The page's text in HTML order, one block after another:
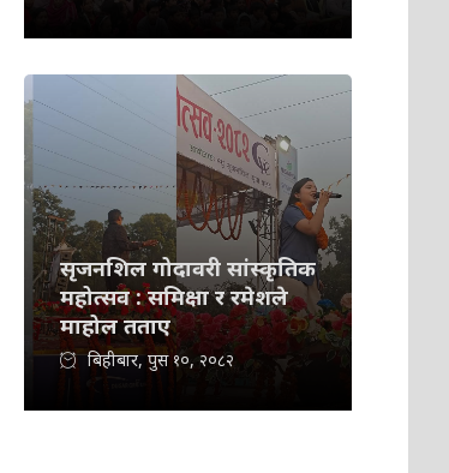
सृजनशिल गोदावरी सांस्कृतिक
महोत्सव : समिक्षा र रमेशले
माहोल तताए
बिहीबार, पुस १०, २०८२